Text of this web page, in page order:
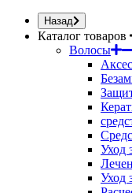
Назад
Каталог товаров
Волосы
Уход
Уход